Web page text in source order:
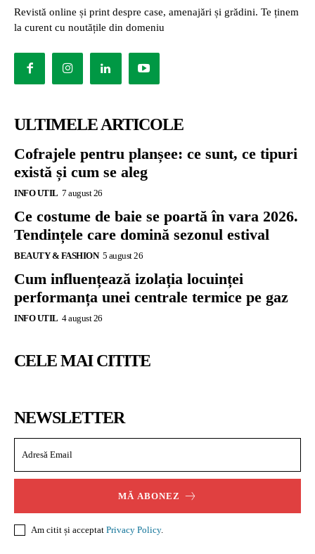
Revistă online și print despre case, amenajări și grădini. Te ținem
la curent cu noutățile din domeniu
ULTIMELE ARTICOLE
Cofrajele pentru planșee: ce sunt, ce tipuri
există și cum se aleg
INFO UTIL 7 august 26
Ce costume de baie se poartă în vara 2026.
Tendințele care domină sezonul estival
BEAUTY & FASHION 5 august 26
Cum influențează izolația locuinței
performanța unei centrale termice pe gaz
INFO UTIL 4 august 26
CELE MAI CITITE
NEWSLETTER
MĂ ABONEZ
Am citit și acceptat Privacy Policy.